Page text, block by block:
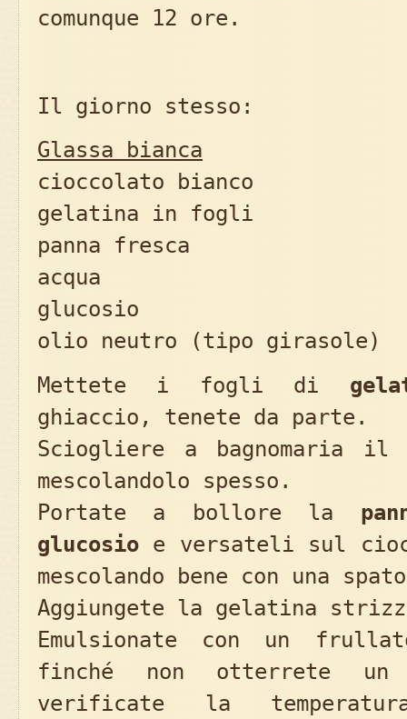
comunque 12 ore.
Il giorno stesso:
Glassa bianca
cioccolato bianco
gelatina in fogli
panna fresca
acqua 40
glucosio
olio neutro (tipo girasole)
Mettete i fogli di
ghiaccio, tenete da parte.
Sciogliere a bagnomaria
mescolandolo spesso.
Portate a bollore la
glucosio e versateli sul
mescolando bene con una
Aggiungete la gelatina
Emulsionate con un
finché non otterrete un
verificate la